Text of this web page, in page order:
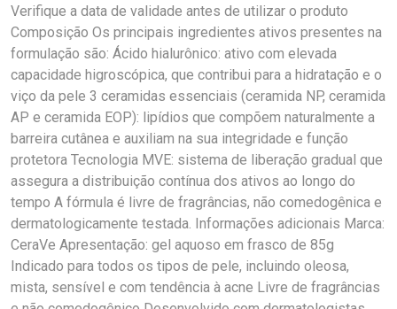
Verifique a data de validade antes de utilizar o produto
Composição Os principais ingredientes ativos presentes na
formulação são: Ácido hialurônico: ativo com elevada
capacidade higroscópica, que contribui para a hidratação e o
viço da pele 3 ceramidas essenciais (ceramida NP, ceramida
AP e ceramida EOP): lipídios que compõem naturalmente a
barreira cutânea e auxiliam na sua integridade e função
protetora Tecnologia MVE: sistema de liberação gradual que
assegura a distribuição contínua dos ativos ao longo do
tempo A fórmula é livre de fragrâncias, não comedogênica e
dermatologicamente testada. Informações adicionais Marca:
CeraVe Apresentação: gel aquoso em frasco de 85g
Indicado para todos os tipos de pele, incluindo oleosa,
mista, sensível e com tendência à acne Livre de fragrâncias